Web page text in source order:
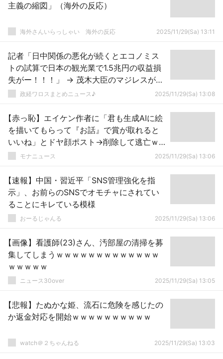
主義の縮図」（海外の反応）
海外さんいらっしゃい 海外の反応 2025/11/29(Sa) 13:11
記者「日中関係の悪化が続くとエコノミス
トの試算で日本の観光業で1.5兆円の収益損
失がー！！！」 → 茂木大臣のマジレスがヤ
バ過ぎるとネットで話題に → ｗｗｗｗｗｗ
政経ワロスまとめニュース♪ 2025/11/29(Sa) 13:08
【赤っ恥】エイケン作者に「君も生成AIに絵
を描いてもらって『お話』で賞が取れると
いいね」とドヤ顔ポスト→削除して逃亡ｗ
ｗｗｗｗ
モナニュース 2025/11/29(Sa) 13:06
【速報】中国・習近平「SNS管理強化を指
示」、お前らのSNSでオモチャにされてい
ることにキレている模様
おーるじゃんる 2025/11/29(Sa) 13:06
【画像】看護師(23)さん、汚部屋の清掃を募
集してしまうｗｗｗｗｗｗｗｗｗｗｗｗｗ
ｗｗｗｗｗ
ニュース30over 2025/11/29(Sa) 13:05
【悲報】たぬかな姫、流石に危険を感じたの
か返金対応を開始ｗｗｗｗｗｗｗｗｗｗ
watch＠２ちゃんねる 2025/11/29(Sa) 13:03